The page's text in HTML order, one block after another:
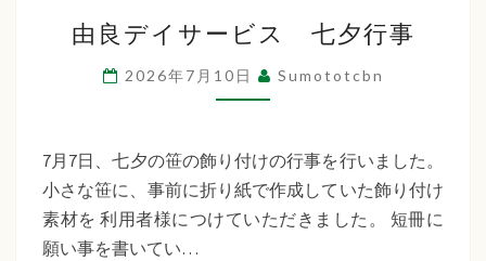
良
デ
イ
ー
ビ
ス
由良デイサービス 七夕行事
2026年7月10日 Sumototcbn
7月7日、七夕の笹の飾り付けの行事を行いました。
小さな笹に、事前に折り紙で作成していた飾り付け
素材を 利用者様につけていただきました。 短冊に
願い事を書いてい…